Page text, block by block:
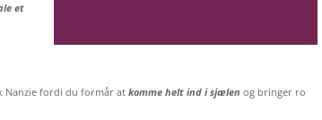
et
Nanzie fordi du formår atkomme helt ind i sjælen og bringer ro